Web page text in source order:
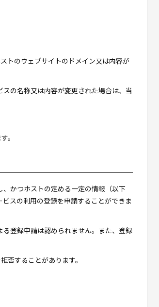
トのウェブサイトのドメイン又は内容が
の名称又は内容が変更された場合は、当
。
かつホストの定める一定の情報（以下
スの利用の登録を申請することができま
登録申請は認められません。また、登録
否することがあります。